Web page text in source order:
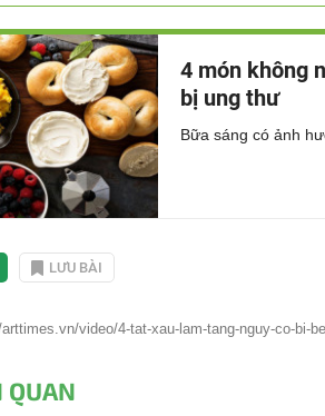
hiện
tại
4 món không
bị ung thư
Bữa sáng có ảnh
LƯU BÀI
video/4-tat-xau-lam-tang-nguy-co-bi-
QUAN